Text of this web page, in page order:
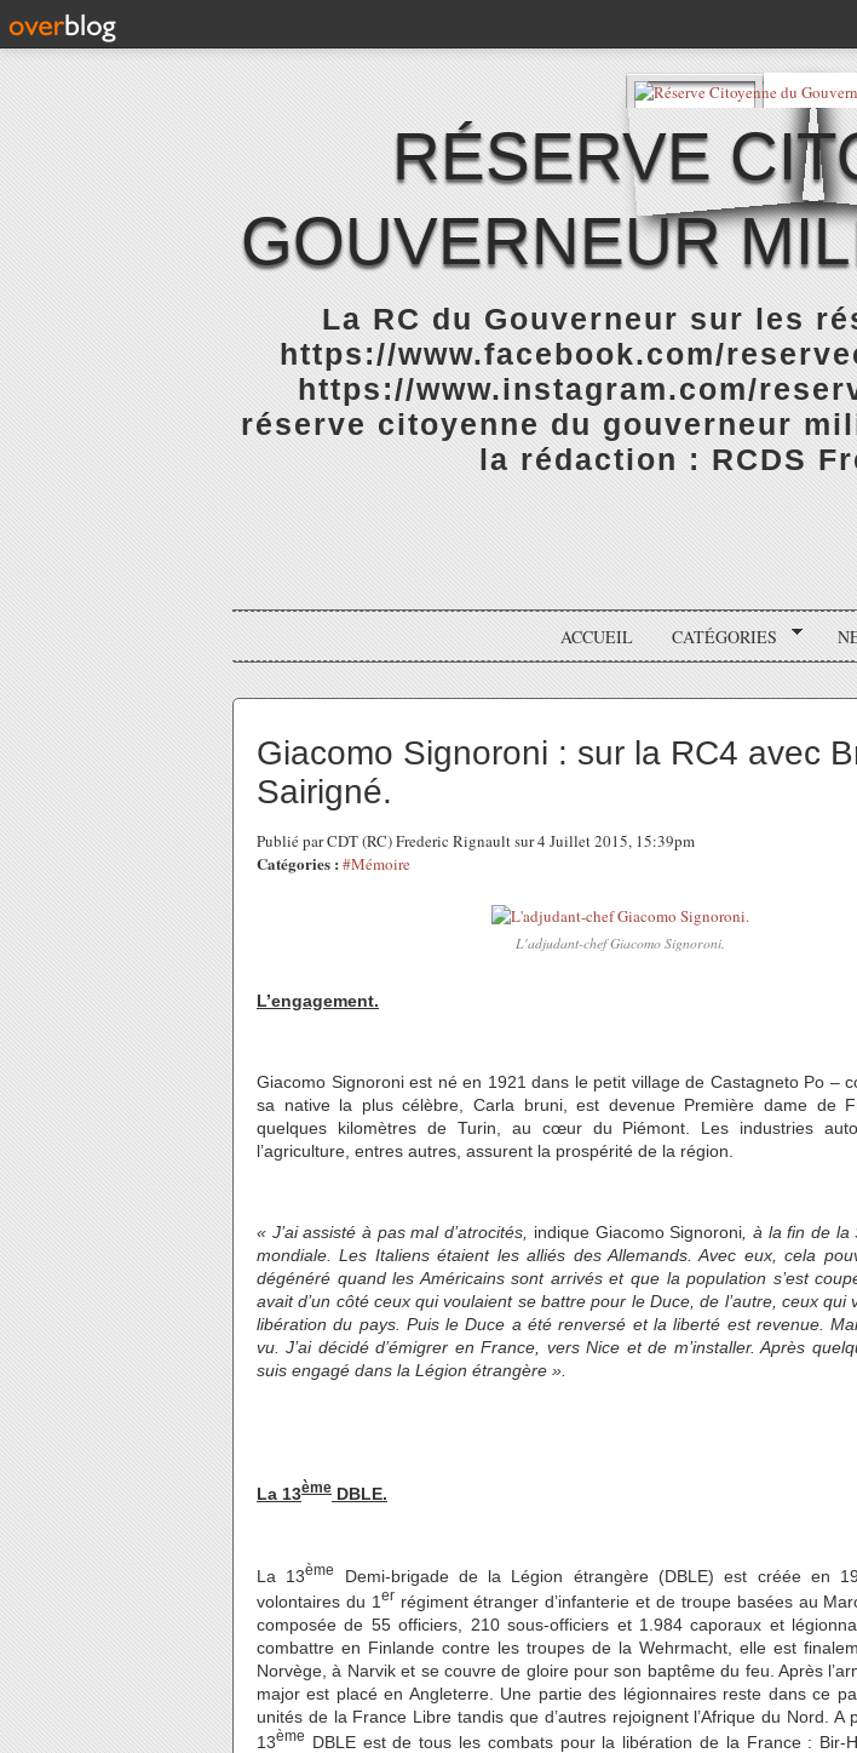
RÉSERVE
GOUVERNEUR
La RC du Gouverneur sur les
https://www.facebook.com/
https://www.instagram.com/
réserve citoyenne du gouverneur
la rédaction : RCDS
ACCUEIL CATÉGORIES
Giacomo Signoroni : sur la RC4 avec
Sairigné.
Publié par CDT (RC) Frederic Rignault sur 4 Juillet 2015, 15:39pm
Catégories : #Mémoire
L'adjudant-chef Giacomo Signoroni.
L’engagement.
Giacomo Signoroni est né en 1921 dans le petit village de Castagneto Po –
sa native la plus célèbre, Carla bruni, est devenue Première dame de
quelques kilomètres de Turin, au cœur du Piémont. Les industries
l’agriculture, entres autres, assurent la prospérité de la région.
« J’ai assisté à pas mal d’atrocités, indique Giacomo Signoroni , à la fin de
mondiale. Les Italiens étaient les alliés des Allemands. Avec eux, cela
dégénéré quand les Américains sont arrivés et que la population s’est
avait d’un côté ceux qui voulaient se battre pour le Duce, de l’autre, ceux qui
libération du pays. Puis le Duce a été renversé et la liberté est revenue.
vu. J’ai décidé d’émigrer en France, vers Nice et de m’installer. Après
suis engagé dans la Légion étrangère ».
La 13ème DBLE.
La 13ème
Demi-brigade de la Légion étrangère (DBLE) est créée en
volontaires du 1 er régiment étranger d’infanterie et de troupe basées au
composée de 55 officiers, 210 sous-officiers et 1.984 caporaux et
combattre en Finlande contre les troupes de la Wehrmacht, elle est
Norvège, à Narvik et se couvre de gloire pour son baptême du feu. Après
major est placé en Angleterre. Une partie des légionnaires reste dans ce
unités de la France Libre tandis que d’autres rejoignent l’Afrique du Nord. A
13ème
DBLE est de tous les combats pour la libération de la France : Bir-